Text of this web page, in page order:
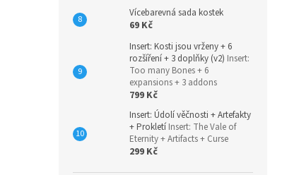
Vícebarevná sada kostek
69 Kč
Insert: Kosti jsou vrženy + 6
rozšíření + 3 doplňky (v2) Insert:
Too many Bones + 6
expansions + 3 addons
799 Kč
Insert: Údolí věčnosti + Artefakty
+ Prokletí Insert: The Vale of
Eternity + Artifacts + Curse
299 Kč